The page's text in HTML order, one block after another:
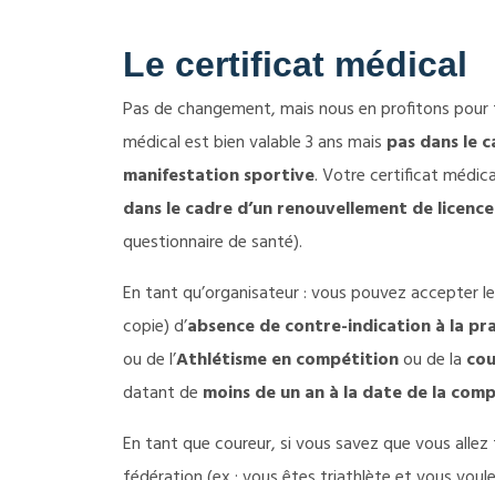
Le certificat médical
Pas de changement, mais nous en profitons
médical est bien valable 3 ans mais pas dans le
manifestation sportive. Votre certificat
dans le cadre d’un renouvellement de licence
questionnaire de santé).
En tant qu’organisateur : vous pouvez accepter
copie) d’absence de contre-indication à la
ou de l’Athlétisme en compétitionou de la
datant de moins de un an à la date de la
En tant que coureur, si vous savez que vous